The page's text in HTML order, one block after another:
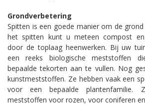
Grondverbetering
Spitten is een goede manier om de
het spitten kunt u meteen compost
door de toplaag heenwerken. Bij uw
een reeks biologische meststoffen
bepaalde tekorten aan te vullen. Nog
kunstmeststoffen. Ze hebben vaak een
voor een bepaalde plantenfamilie.
meststoffen voor rozen, voor coniferen